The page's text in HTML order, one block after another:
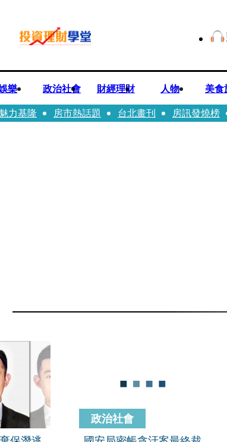
樂 政治社會 財經理財 人物 美食
魅力基隆 房市熱話題 台北畫刊 房訊發燒榜
政治社會